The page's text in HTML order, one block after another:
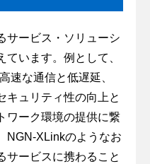
サービス・ソリューシ
ています。例として、
速な通信と低遅延、
キュリティ性の向上と
ワーク環境の提供に繋
NGN-XLinkのようなお
サービスに携わること